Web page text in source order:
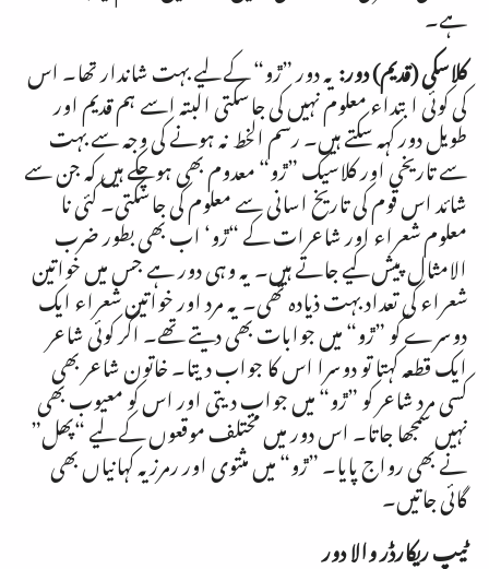
ہے۔
کلاسکی (قدیم) دور:یہ دور ”ڙو“ کے لیے بہت شاندار تھا۔ اس
کی کوئی ابتداء معلوم نہیں کی جاسکتی البتہ اسے ہم قدیم اور
طویل دور کہہ سکتے ہیں۔ رسم الخط نہ ہونے کی وجہ سے بہت
سے تاریخی اور کلاسیک ”ڙو“ معدوم بھی ہوچکے ہیں کہ جن سے
شائد اس قوم کی تاریخ اسانی سے معلوم کی جاسکتی۔ کئی نا
معلوم شعراء اور شاعرات کے “ڙو‘ اب بھی بطور ضرب
الامثال پیش کیے جاتے ہیں۔ یہ وہی دور ہے جس میں خواتین
شعراء کی تعداد بہت ذیادہ تھی۔ یہ مرد اور خواتین شعراء ایک
دوسرے کو ”ڙو“ میں جوابات بھی دیتے تھے۔ اگر کوئی شاعر
ایک قطعہ کہتا تو دوسرا اس کا جواب دیتا۔ خاتون شاعر بھی
کسی مرد شاعر کو ”ڙو“ میں جواب دیتی اور اس کو معیوب بھی
نہیں سمجھا جاتا۔ اس دور میں مختلف موقعوں کے لیے “پھل”
نے بھی رواج پایا۔ ”ڙو“ میں مثتوی اور رمرزیہ کہانیاں بھی
گائی جاتیں۔
ٹیپ ریکارڈر والا دور